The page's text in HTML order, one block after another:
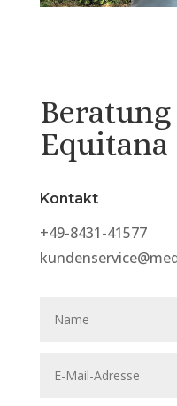
Kontakt
+49-8431-41577